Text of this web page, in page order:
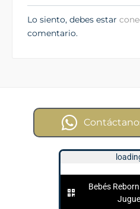
Lo siento, debes estar
comentario.
Bebés